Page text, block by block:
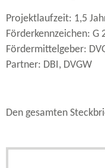
Projektlaufzeit: 1,5
Förderkennzeichen: G
Fördermittelgeber:
Partner: DBI, DVGW
Den gesamten